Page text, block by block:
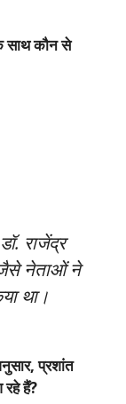
के साथ कौन से
राजेंद्र
नेताओं ने
था।
प्रशांत
हैं?